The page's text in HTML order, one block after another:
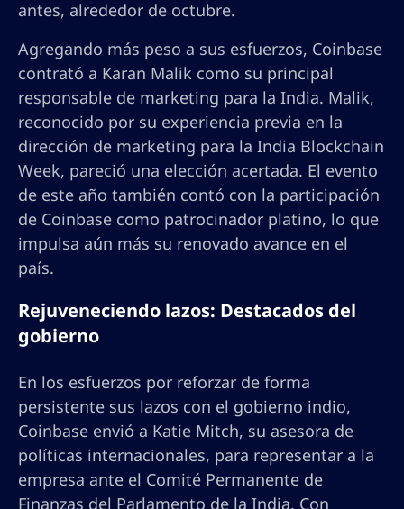
antes, alrededor de octubre.
Agregando más peso a sus esfuerzos, Coinbase
contrató a Karan Malik como su principal
responsable de marketing para la India. Malik,
reconocido por su experiencia previa en la
dirección de marketing para la India Blockchain
Week, pareció una elección acertada. El evento
de este año también contó con la participación
de Coinbase como patrocinador platino, lo que
impulsa aún más su renovado avance en el
país.
Rejuveneciendo lazos: Destacados del
gobierno
En los esfuerzos por reforzar de forma
persistente sus lazos con el gobierno indio,
Coinbase envió a Katie Mitch, su asesora de
políticas internacionales, para representar a la
empresa ante el Comité Permanente de
Finanzas del Parlamento de la India. Con